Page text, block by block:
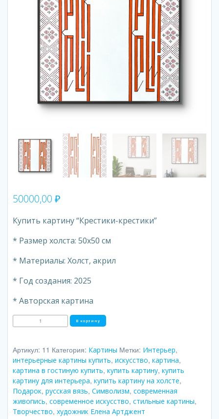
50000,00 ₽
Купить картину “Крестики-крестики”
* Размер холста: 50х50 см
* Материалы: Холст, акрил
* Год создания: 2025
* Авторская картина
Количество
товара
В корзину
Артикул: 11 Категория: Картины Метки: Интерьер,
интерьерные картины купить, искусство, картина,
картина в гостиную купить, купить картину, купить
картину для интерьера, купить картину на холсте,
Подарок, русская вязь, Символизм, современная
живопись, современное искусство, стильные картины,
Творчество, художник Елена Артджент